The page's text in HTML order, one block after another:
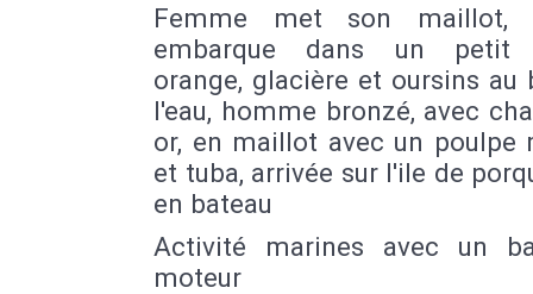
Femme met son maillot,
embarque dans un petit
orange, glacière et oursins au
l'eau, homme bronzé, avec
or, en maillot avec un poulpe
et tuba, arrivée sur l'ile de
en bateau
Activité marines avec un
moteur